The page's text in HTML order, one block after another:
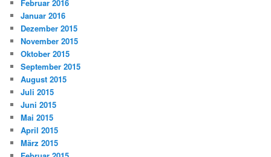
Februar 2016
Januar 2016
Dezember 2015
November 2015
Oktober 2015
September 2015
August 2015
Juli 2015
Juni 2015
Mai 2015
April 2015
März 2015